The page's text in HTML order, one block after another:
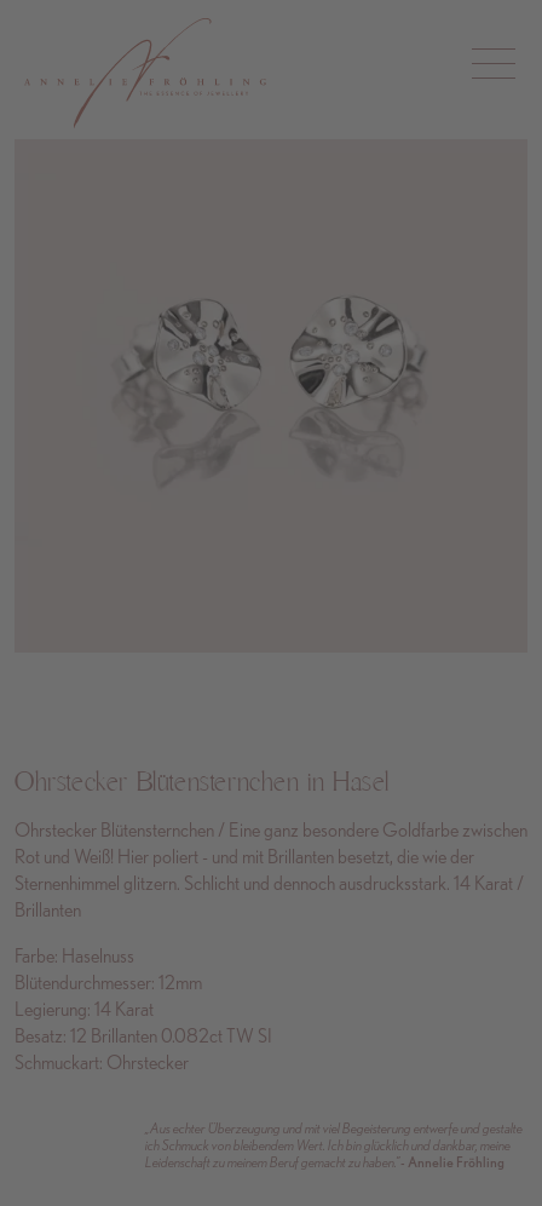
Ohrstecker Blütensternchen in Hasel
Ohrstecker Blütensternchen / Eine ganz besondere Goldfarbe zwischen
Rot und Weiß! Hier poliert - und mit Brillanten besetzt, die wie der
Sternenhimmel glitzern. Schlicht und dennoch ausdrucksstark. 14 Karat /
Brillanten
Farbe: Haselnuss
Blütendurchmesser: 12mm
Legierung: 14 Karat
Besatz: 12 Brillanten 0.082ct TW SI
Schmuckart: Ohrstecker
„Aus echter Überzeugung und mit viel Begeisterung entwerfe und gestalte
ich Schmuck von bleibendem Wert. Ich bin glücklich und dankbar, meine
Leidenschaft zu meinem Beruf gemacht zu haben.”- Annelie Fröhling